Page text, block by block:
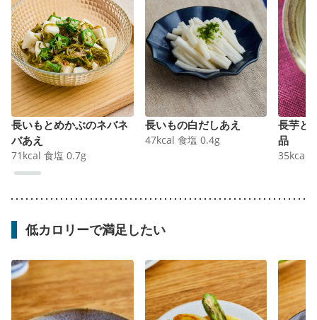
長いもとめかぶのネバネ
バあえ
71 kcal 食塩 0.7g
長いもの白だしあえ
47kcal 食塩 0.4g
長芋と
品
35kcal
低カロリーで満足したい